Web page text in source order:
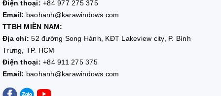
Điện thoại: +84 977 275 375
Email: baohanh@karawindows.com
TTBH MIỀN NAM:
Địa chỉ: 52 đường Song Hành, KĐT Lakeview city, P. Bình
Trưng, TP. HCM
Điện thoại: +84 911 275 375
Email: baohanh@karawindows.com